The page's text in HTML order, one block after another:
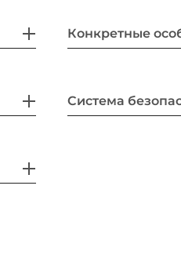
Конкретные
Система